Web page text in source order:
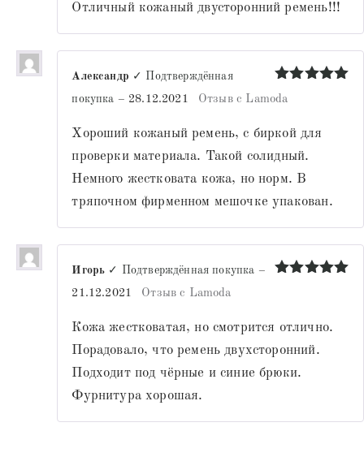
Отличный кожаный двусторонний ремень!!!
Оценка
из 5
Александр ✓ Подтверждённая
покупка – 28.12.2021 Отзыв с Lamoda
Хороший кожаный ремень, с биркой для
проверки материала. Такой солидный.
Немного жестковата кожа, но норм. В
тряпочном фирменном мешочке упакован.
Игорь ✓ Подтверждённая покупка –
21.12.2021
Отзыв с Lamoda
Кожа жестковатая, но смотрится отлично.
Порадовало, что ремень двухсторонний.
Подходит под чёрные и синие брюки.
Фурнитура хорошая.